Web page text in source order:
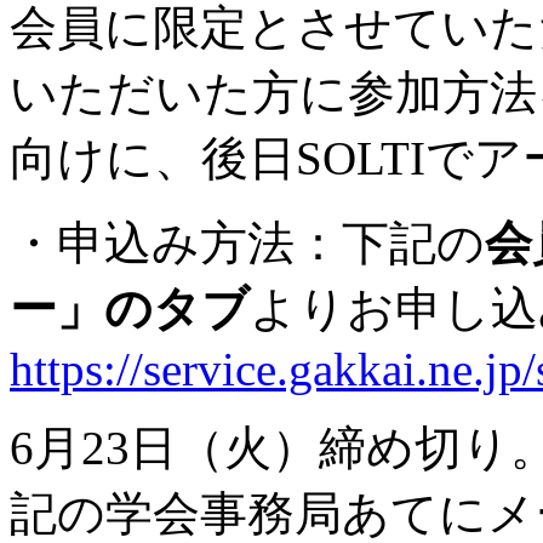
会員に限定とさせてい
いただいた方に参加方
向けに、後日SOLTIで
・申込み方法：下記の
ー」のタブよりお申し
https://
6月23日（火）締め切り
記の学会事務局あてに